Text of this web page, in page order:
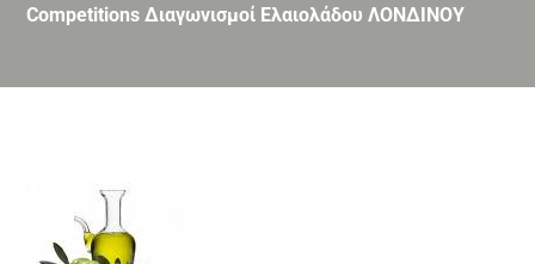
Competitions Διαγωνισμοί Ελαιολάδου ΛΟΝΔΙΝΟΥ